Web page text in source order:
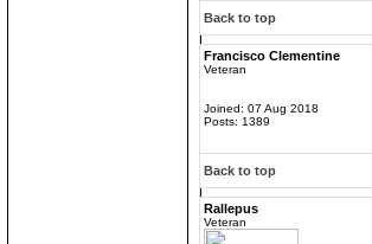
Back to top
Francisco Clementine
Veteran
Joined: 07 Aug 2018
Posts: 1389
Back to top
Rallepus
Veteran